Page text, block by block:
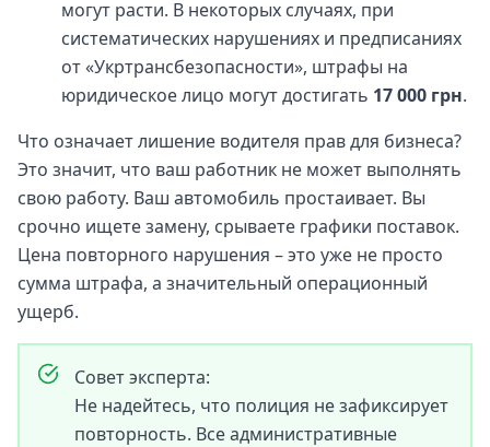
могут расти. В некоторых случаях, при
систематических нарушениях и предписаниях
от «Укртрансбезопасности», штрафы на
юридическое лицо могут достигать 17 000 грн.
Что означает лишение водителя прав для бизнеса?
Это значит, что ваш работник не может выполнять
свою работу. Ваш автомобиль простаивает. Вы
срочно ищете замену, срываете графики поставок.
Цена повторного нарушения – это уже не просто
сумма штрафа, а значительный операционный
ущерб.
Совет эксперта:
Не надейтесь, что полиция не зафиксирует
повторность. Все административные